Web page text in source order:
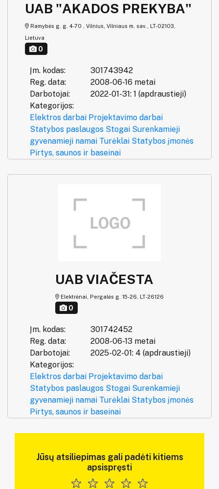
UAB "AKADOS PREKYBA"
Ramybės g. g. 4-70 , Vilnius, Vilniaus m. sav., LT-02103,
Lietuva
0
Įm. kodas:
301743942
Reg. data:
2008-06-16 metai
Darbotojai:
2022-01-31: 1 (apdraustieji)
Kategorijos:
Elektros darbai Projektavimo darbai
Statybos paslaugos Stogai Surenkamieji
gyvenamieji namai Turėklai Statybos įmonės
Pirtys, saunos ir baseinai
UAB VIAČESTA
Elektrėnai, Pergalės g. 15-26, LT-26126
0
Įm. kodas:
301742452
Reg. data:
2008-06-13 metai
Darbotojai:
2025-02-01: 4 (apdraustieji)
Kategorijos:
Elektros darbai Projektavimo darbai
Statybos paslaugos Stogai Surenkamieji
gyvenamieji namai Turėklai Statybos įmonės
Pirtys, saunos ir baseinai
Jūsų atsiliepimas gali padėti kitiems
apsispręsti